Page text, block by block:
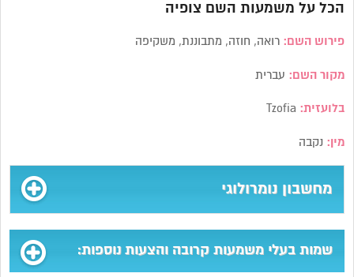
הכל על משמעות השם צופיה
פירוש השם: רואה, חוזה, מתבוננת, משקיפה
מקור השם: עברית
בלועזית:
מין: נקבה
מחשבון נומרולוגי
שמות בעלי משמעות קרובה והצעות נוספות: